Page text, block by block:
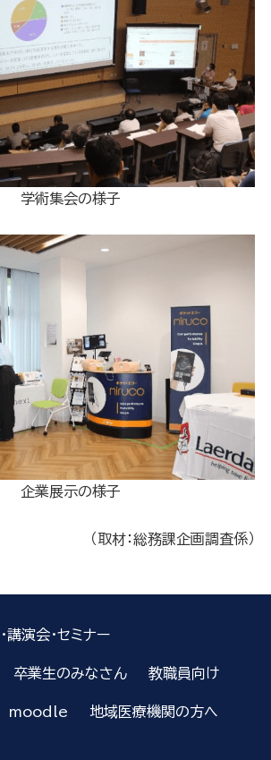
学術集会の様子
企業展示の様子
（取材：総務課企画調査係）
講演会・セミナー
卒業生のみなさん 教職員向け
moodle 地域医療機関の方へ